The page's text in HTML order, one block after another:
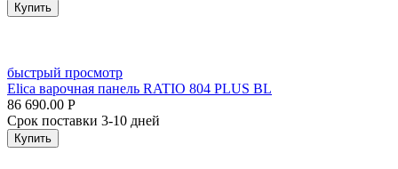
Купить
быстрый просмотр
Elica варочная панель RATIO 804 PLUS BL
86 690.00 Р
Срок поставки 3-10 дней
Купить